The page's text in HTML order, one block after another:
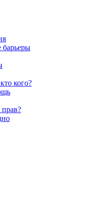
кого?
прав?